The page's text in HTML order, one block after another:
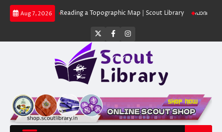
Skip
Aug 7, 2026
Reading a Topographic Map | Scout Library പാദമുദ്രകൾ
Twitter
FacebookInstagram